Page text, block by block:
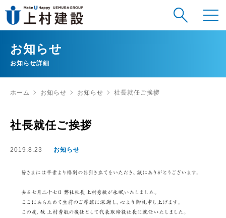
お知らせ
お知らせ詳細
ホーム お知らせ お知らせ 社長就任ご挨拶
社長就任ご挨拶
2019.8.23 お知らせ